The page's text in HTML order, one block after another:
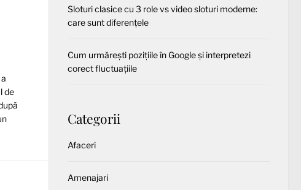
de
Sloturi clasice cu 3 role vs video sloturi moderne:
care sunt diferențele
Cum urmărești pozițiile în Google și interpretezi
corect fluctuațiile
Categorii
Afaceri
Amenajari